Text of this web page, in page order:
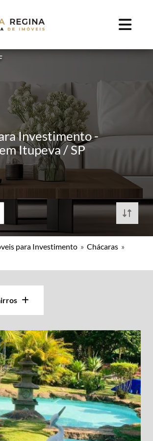
Investimento -
Itupeva / SP
para Investimento » Chácaras »